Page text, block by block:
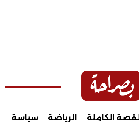
القصة الكاملة الرياضة سياسة